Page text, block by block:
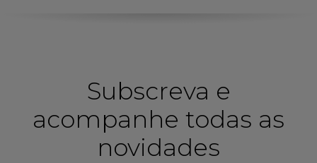
Subscreva e
acompanhe todas as
novidades